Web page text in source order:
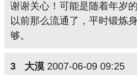
谢谢关心！可能是随着年岁
以前那么流通了，平时锻炼
够。
3 大漠2007-06-09 09:25